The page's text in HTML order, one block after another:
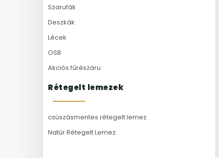
Szarufák
Deszkák
Lécek
OSB
Akciós fűrészáru
Rétegelt lemezek
csúszásmentes rétegelt lemez
Natúr Rétegelt Lemez